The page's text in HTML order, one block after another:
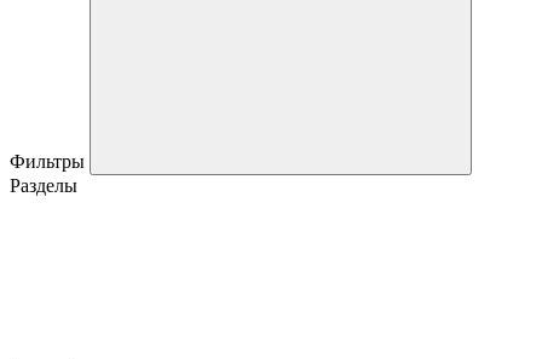
Фильтры
Разделы